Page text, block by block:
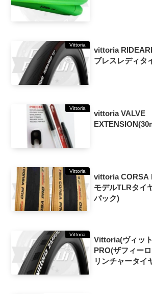
Vittoria
vittoria
ブレスレディタ
Vittoria
vittoria VALVE
Vittoria
vittoria CORSA
モデルTLRタイ
パック)
Vittoria
Vittoria(ヴィッ
PRO(ザフィー
リンチャータイ